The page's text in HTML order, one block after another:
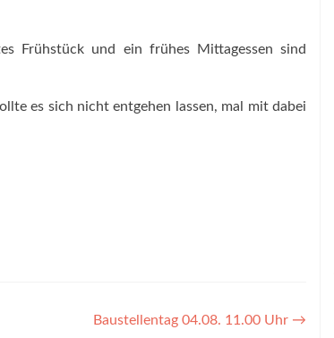
Frühstück und ein frühes Mittagessen sind
es sich nicht entgehen lassen, mal mit dabei
Baustellentag 04.08. 11.00 Uhr →